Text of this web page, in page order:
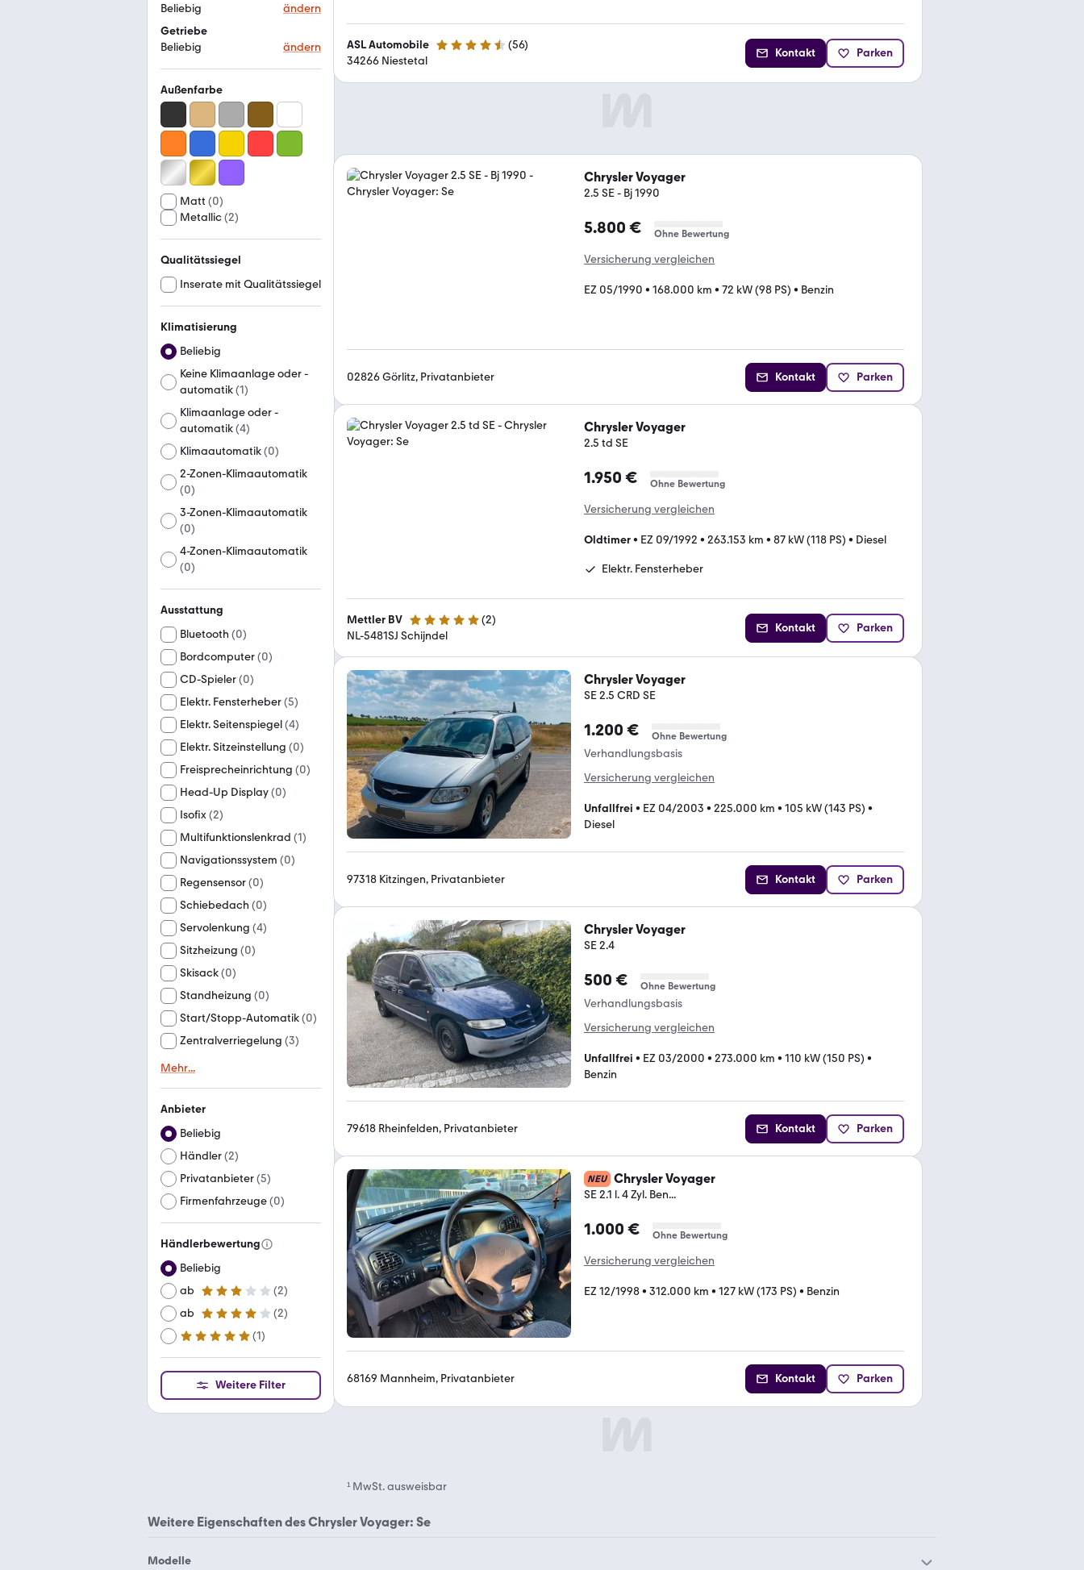
Beliebig
ändern
Getriebe
Beliebig
ändern
Außenfarbe
Matt (0)
Metallic(2)
Qualitätssiegel
Inserate mit Qualitätssiegel
Klimatisierung
Beliebig
Keine Klimaanlage oder -
automatik(1)
Klimaanlage oder -
automatik(4)
Klimaautomatik(0)
2-Zonen-Klimaautomatik
(0)
3-Zonen-Klimaautomatik
(0)
4-Zonen-Klimaautomatik
(0)
Ausstattung
Bluetooth (0)
Bordcomputer(0)
CD-Spieler(0)
Elektr. Fensterheber(5)
Elektr. Seitenspiegel(4)
Elektr. Sitzeinstellung (0)
Freisprecheinrichtung (0)
Head-Up Display(0)
Isofix(2)
Multifunktionslenkrad (1)
Navigationssystem (0)
Regensensor(0)
Schiebedach (0)
Servolenkung (4)
Sitzheizung (0)
Skisack(0)
Standheizung (0)
Start/Stopp-Automatik(0)
Zentralverriegelung (3)
Mehr...
Anbieter
Beliebig
Händler(2)
Privatanbieter(5)
Firmenfahrzeuge(0)
Händlerbewertung
Beliebig
ab
3 Sterne (2)
ab
4 Sterne (2)
ab
5 Sterne (1)
Weitere Filter
ASL Automobile 4.6 Sterne (56)
34266 Niestetal
Kontakt Parken
Chrysler Voyager
2.5 SE - Bj 1990
5.800 € Ohne Bewertung
Versicherung vergleichen
EZ 05/1990 • 168.000 km • 72 kW (98 PS) • Benzin
02826 Görlitz, Privatanbieter Kontakt Parken
Chrysler Voyager
2.5 td SE
1.950 € Ohne Bewertung
Versicherung vergleichen
Oldtimer• EZ 09/1992 • 263.153 km • 87 kW (118 PS) • Diesel
Elektr. Fensterheber
Mettler BV 5 Sterne (2)
NL-5481SJ Schijndel
Kontakt Parken
Chrysler Voyager
SE 2.5 CRD SE
1.200 € Ohne Bewertung
Verhandlungsbasis
Versicherung vergleichen
Unfallfrei • EZ 04/2003 • 225.000 km • 105 kW (143 PS) •
Diesel
97318 Kitzingen, Privatanbieter Kontakt Parken
Chrysler Voyager
SE 2.4
500 € Ohne Bewertung
Verhandlungsbasis
Versicherung vergleichen
Unfallfrei • EZ 03/2000 • 273.000 km • 110 kW (150 PS) •
Benzin
79618 Rheinfelden, Privatanbieter Kontakt Parken
NEU Chrysler Voyager
SE 2.1 l. 4 Zyl. Ben...
1.000 € Ohne Bewertung
Versicherung vergleichen
EZ 12/1998• 312.000 km • 127 kW (173 PS) • Benzin
68169 Mannheim, Privatanbieter Kontakt Parken
¹MwSt. ausweisbar
Weitere Eigenschaften desChrysler Voyager: Se
Modelle